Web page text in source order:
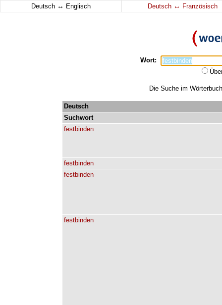
Deutsch ↔ Englisch Deutsch ↔ Französisch
Wort:
Die Suche im
Deutsch
Suchwort
festbinden
festbinden
festbinden
festbinden